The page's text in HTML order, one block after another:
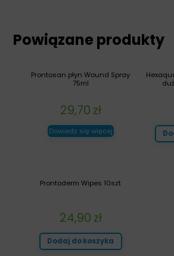
Powiązane produkty
Prontosan płyn Wound Spray
75ml
29,70 zł
Dowiedz się więcej
Prontoderm Wipes 10szt
24,90 zł
Dodaj do koszyka